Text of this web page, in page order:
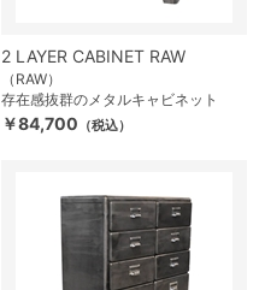
2 LAYER CABINET RAW
（RAW）
存在感抜群のメタルキャビネット
￥84,700 （税込）